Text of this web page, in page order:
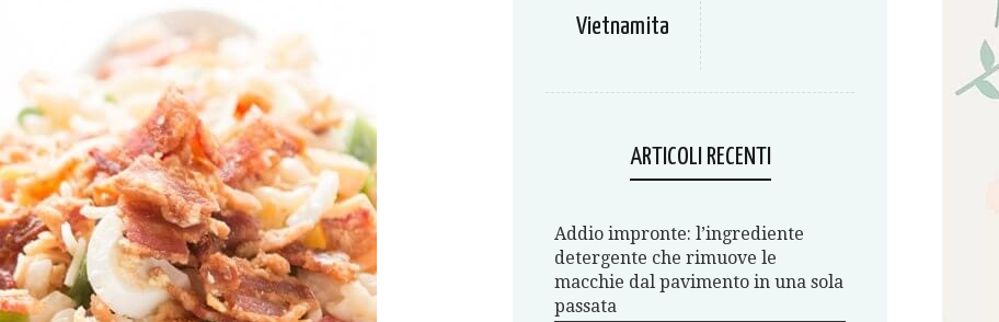
Vietnamita
ARTICOLI RECENTI
Addio impronte: l’ingrediente
detergente che rimuove le
macchie dal pavimento in una sola
passata